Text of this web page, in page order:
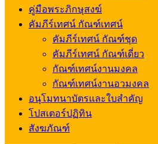
คู่มือพระภิกษุสงฆ์
คัมภีร์เทศน์ กัณฑ์เทศน์
คัมภีร์เทศน์ กัณฑ์ชุด
คัมภีร์เทศน์ กัณฑ์เดี่ยว
กัณฑ์เทศน์งานมงคล
กัณฑ์เทศน์งานอวมงคล
อนุโมทนาบัตรและใบสำคัญ
โปสเตอร์ปฏิทิน
สังฆภัณฑ์